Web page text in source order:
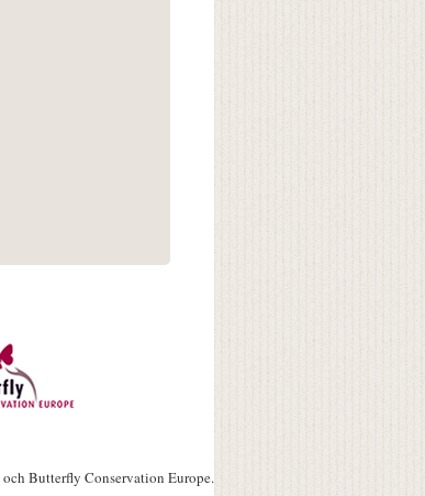
Butterfly Conservation Europe.